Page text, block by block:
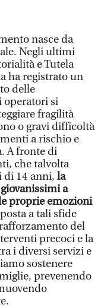
nasce da
Negli ultimi
e Tutela
ha registrato un
delle
operatori si
fragilità
o gravi difficoltà
a rischio e
A fronte di
che talvolta
di 14 anni, la
a
proprie emozioni
a tali sfide
del
precoci e la
i diversi servizi e
sostenere
prevenendo